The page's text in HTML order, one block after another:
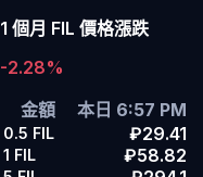
1 個月 FIL 價格漲跌
-2.28%
金額
本日 6:57 PM
0.5 FIL ₽29.41
1 FIL ₽58.82